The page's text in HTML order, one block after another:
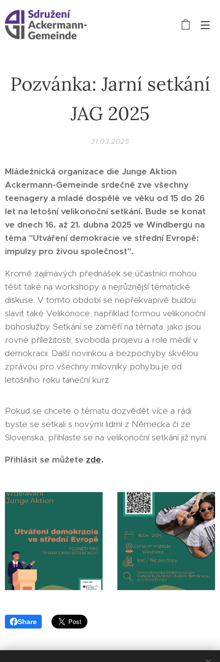
Pozvánka: Jarní setkání
JAG 2025
31.03.2025
Mládežnická organizace die Junge Aktion
Ackermann-Gemeinde srdečně zve všechny
teenagery a mladé dospělé ve věku od 15 do 26
let na letošní velikonoční setkání. Bude se konat
ve dnech 16. až 21. dubna 2025 ve Windbergu na
téma "Utváření demokracie ve střední Evropě:
impulzy pro živou společnost".
Kromě zajímavých přednášek se účastníci mohou
těšit také na workshopy a nejrůznější tématické
diskuse. V tomto období se nepřekvapivě budou
slavit také Velikonoce, například formou velikonoční
bohoslužby. Setkání se zaměří na témata, jako jsou
rovné příležitosti, svoboda projevu a role médií v
demokracii. Další novinkou a bezpochyby skvělou
zprávou pro všechny milovníky pohybu je od
letošního roku taneční kurz.
Pokud se chcete o tématu dozvědět více a rádi
byste se setkali s novými lidmi z Německa či ze
Slovenska, přihlaste se na velikonoční setkání již nyní.
Přihlásit se můžete zde.
Share